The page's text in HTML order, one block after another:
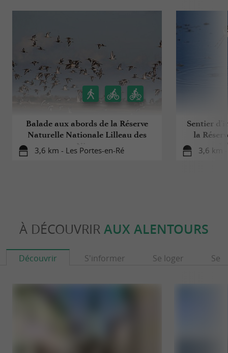
Balade aux abords de la Réserve
Naturelle Nationale Lilleau des
Niges
3,6 km - Les Portes-en-Ré
Sentier
la
3,6 km
À DÉCOUVRIR AUX ALENTOURS
Découvrir S'informer Se loger Se